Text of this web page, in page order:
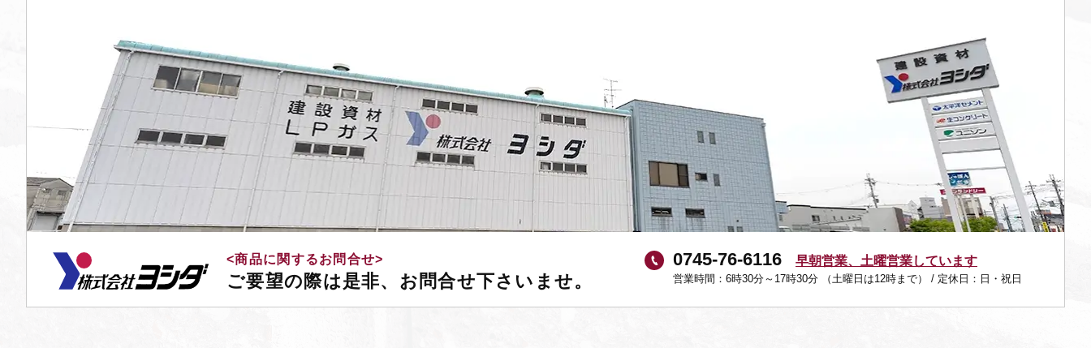
<商品に関するお問合せ>
ご要望の際は是非、お問合せ下さいませ。
0745-76-6116 早朝営業、土曜営業しています
営業時間：6時30分～17時30分 （土曜日は12時まで） / 定休日：日・祝日